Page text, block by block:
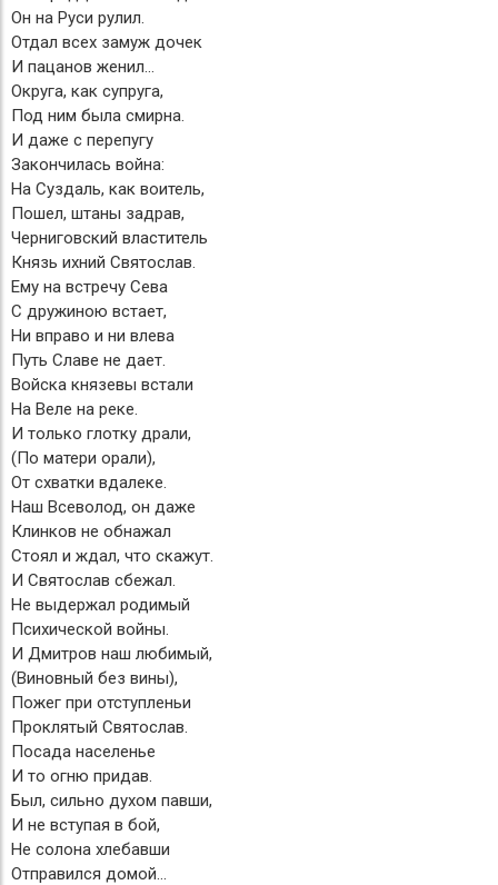
Он на Руси рулил.
Отдал всех замуж дочек
И пацанов женил...
Округа, как супруга,
Под ним была смирна.
И даже с перепугу
Закончилась война:
На Суздаль, как воитель,
Пошел, штаны задрав,
Черниговский властитель
Князь ихний Святослав.
Ему на встречу Сева
С дружиною встает,
Ни вправо и ни влева
Путь Славе не дает.
Войска князевы встали
На Веле на реке.
И только глотку драли,
(По матери орали),
От схватки вдалеке.
Наш Всеволод, он даже
Клинков не обнажал
Стоял и ждал, что скажут.
И Святослав сбежал.
Не выдержал родимый
Психической войны.
И Дмитров наш любимый,
(Виновный без вины),
Пожег при отступленьи
Проклятый Святослав.
Посада населенье
И то огню придав.
Был, сильно духом павши,
И не вступая в бой,
Не солона хлебавши
Отправился домой...